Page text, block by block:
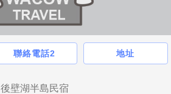
聯絡電話2 地址
後壁湖半島民宿